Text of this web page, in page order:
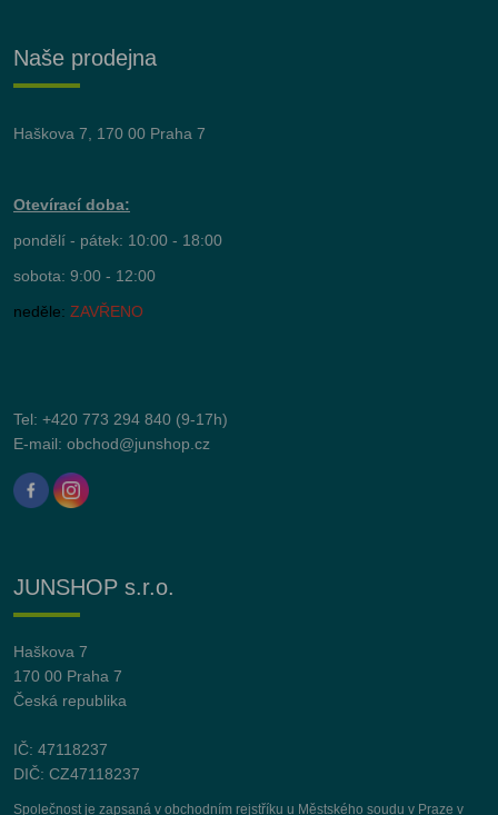
Naše prodejna
Haškova 7, 170 00 Praha 7
Otevírací doba:
pondělí - pátek: 10:00 - 18:00
sobota: 9:00 - 12:00
neděle: ZAVŘENO
Tel: +420 773 294 840 (9-17h)
E-mail: obchod@junshop.cz
JUNSHOP s.r.o.
Haškova 7
170 00 Praha 7
Česká republika
IČ: 47118237
DIČ: CZ47118237
Společnost je zapsaná v obchodním rejstříku u Městského soudu v Praze v